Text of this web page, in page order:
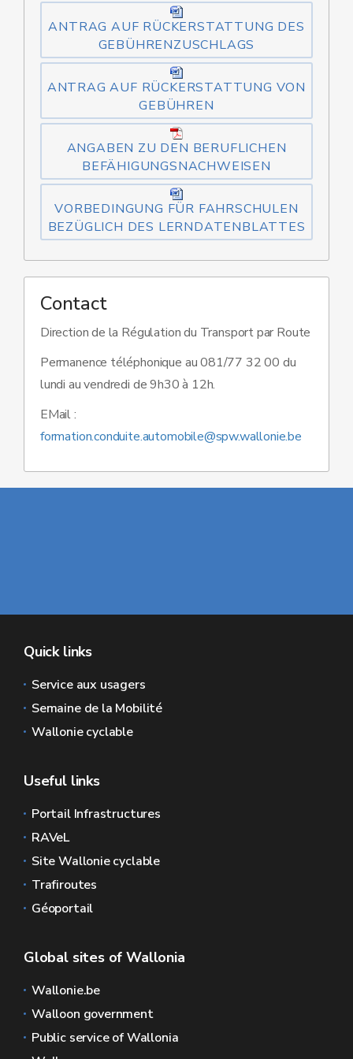
ANTRAG AUF RÜCKERSTATTUNG DES
GEBÜHRENZUSCHLAGS
ANTRAG AUF RÜCKERSTATTUNG VON
GEBÜHREN
ANGABEN ZU DEN BERUFLICHEN
BEFÄHIGUNGSNACHWEISEN
VORBEDINGUNG FÜR FAHRSCHULEN
BEZÜGLICH DES LERNDATENBLATTES
Contact
Direction de la Régulation du Transport par Route
Permanence téléphonique au 081/77 32 00 du
lundi au vendredi de 9h30 à 12h.
EMail :
formation.conduite.automobile@spw.wallonie.be
Quick links
Service aux usagers
Semaine de la Mobilité
Wallonie cyclable
Useful links
Portail Infrastructures
RAVeL
Site Wallonie cyclable
Trafiroutes
Géoportail
Global sites of Wallonia
Wallonie.be
Walloon government
Public service of Wallonia